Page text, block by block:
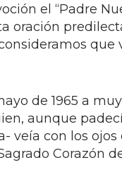
el “Padre
oración
de 1965 a
aunque
veía con los
Corazón